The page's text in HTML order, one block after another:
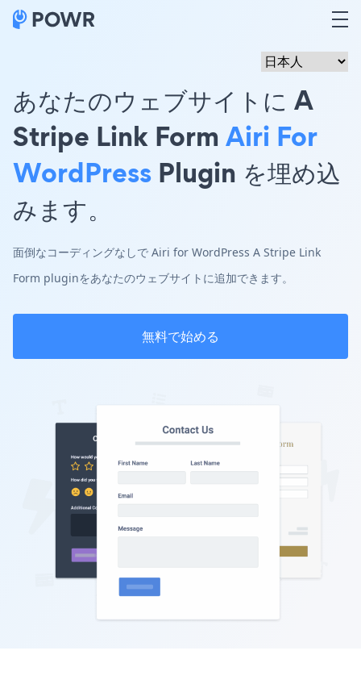
あなたのウェブサイトに A
Stripe Link Form Airi For
WordPress Plugin を埋め込
みます。
面倒なコーディングなしで Airi for WordPress A Stripe Link
Form pluginをあなたのウェブサイトに追加できます。
無料で始める